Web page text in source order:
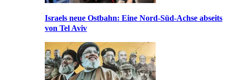
Israels neue Ostbahn: Eine Nord-Süd-Achse abseits
von Tel Aviv